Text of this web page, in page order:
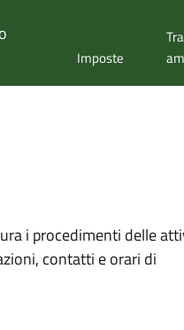
Imposte
i procedimenti delle
contatti e orari di